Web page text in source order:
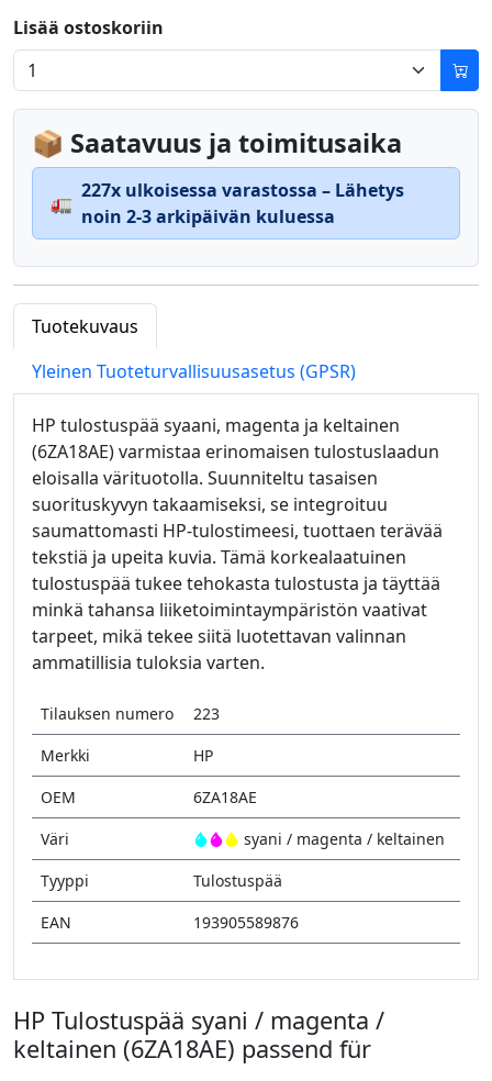
Lisää ostoskoriin
📦 Saatavuus ja toimitusaika
🚛
227x ulkoisessa varastossa – Lähetys
noin 2-3 arkipäivän kuluessa
Tuotekuvaus
Yleinen Tuoteturvallisuusasetus (GPSR)
HP tulostuspää syaani, magenta ja keltainen
(6ZA18AE) varmistaa erinomaisen tulostuslaadun
eloisalla värituotolla. Suunniteltu tasaisen
suorituskyvyn takaamiseksi, se integroituu
saumattomasti HP-tulostimeesi, tuottaen terävää
tekstiä ja upeita kuvia. Tämä korkealaatuinen
tulostuspää tukee tehokasta tulostusta ja täyttää
minkä tahansa liiketoimintaympäristön vaativat
tarpeet, mikä tekee siitä luotettavan valinnan
ammatillisia tuloksia varten.
Tilauksen numero
223
Merkki
HP
OEM
6ZA18AE
Väri
syani / magenta / keltainen
Tyyppi
Tulostuspää
EAN
193905589876
HP Tulostuspää syani / magenta /
keltainen (6ZA18AE) passend für